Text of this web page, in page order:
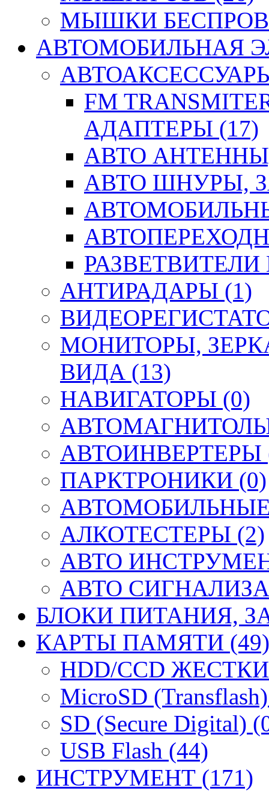
МЫШКИ
АВТОМОБИЛЬНАЯ
FM
АДАПТЕРЫ (17)
АВТО
АВТО ШНУРЫ,
РАЗВЕТВИТЕЛИ
АНТИРАДАРЫ (1)
МОНИТОРЫ,
ВИДА (13)
НАВИГАТОРЫ (0)
АВТОИНВЕРТЕРЫ
ПАРКТРОНИКИ (0)
АЛКОТЕСТЕРЫ (2)
АВТО
АВТО
БЛОКИ ПИТАНИЯ,
КАРТЫ ПАМЯТИ (49)
HDD/CCD
MicroSD
SD (Secure Digital)
USB Flash (44)
ИНСТРУМЕНТ (171)